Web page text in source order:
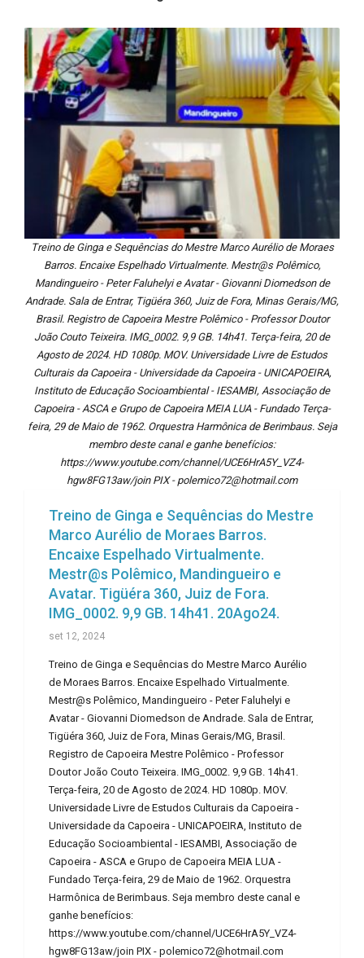
Treino de Ginga e Sequências do Mestre Marco Aurélio de Moraes
Barros. Encaixe Espelhado Virtualmente. Mestr@s Polêmico,
Mandingueiro - Peter Faluhelyi e Avatar - Giovanni Diomedson de
Andrade. Sala de Entrar, Tigüéra 360, Juiz de Fora, Minas Gerais/MG,
Brasil. Registro de Capoeira Mestre Polêmico - Professor Doutor
João Couto Teixeira. IMG_0002. 9,9 GB. 14h41. Terça-feira, 20 de
Agosto de 2024. HD 1080p. MOV. Universidade Livre de Estudos
Culturais da Capoeira - Universidade da Capoeira - UNICAPOEIRA,
Instituto de Educação Socioambiental - IESAMBI, Associação de
Capoeira - ASCA e Grupo de Capoeira MEIA LUA - Fundado Terça-
feira, 29 de Maio de 1962. Orquestra Harmônica de Berimbaus. Seja
membro deste canal e ganhe benefícios:
https://www.youtube.com/channel/UCE6HrA5Y_VZ4-
hgw8FG13aw/join PIX - polemico72@hotmail.com
Treino de Ginga e Sequências do Mestre
Marco Aurélio de Moraes Barros.
Encaixe Espelhado Virtualmente.
Mestr@s Polêmico, Mandingueiro e
Avatar. Tigüéra 360, Juiz de Fora.
IMG_0002. 9,9 GB. 14h41. 20Ago24.
set 12, 2024
Treino de Ginga e Sequências do Mestre Marco Aurélio
de Moraes Barros. Encaixe Espelhado Virtualmente.
Mestr@s Polêmico, Mandingueiro - Peter Faluhelyi e
Avatar - Giovanni Diomedson de Andrade. Sala de Entrar,
Tigüéra 360, Juiz de Fora, Minas Gerais/MG, Brasil.
Registro de Capoeira Mestre Polêmico - Professor
Doutor João Couto Teixeira. IMG_0002. 9,9 GB. 14h41.
Terça-feira, 20 de Agosto de 2024. HD 1080p. MOV.
Universidade Livre de Estudos Culturais da Capoeira -
Universidade da Capoeira - UNICAPOEIRA, Instituto de
Educação Socioambiental - IESAMBI, Associação de
Capoeira - ASCA e Grupo de Capoeira MEIA LUA -
Fundado Terça-feira, 29 de Maio de 1962. Orquestra
Harmônica de Berimbaus. Seja membro deste canal e
ganhe benefícios:
https://www.youtube.com/channel/UCE6HrA5Y_VZ4-
hgw8FG13aw/join PIX - polemico72@hotmail.com